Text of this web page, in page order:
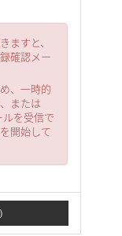
ますと、
確認メー
、一時的
または
を受信で
開始して